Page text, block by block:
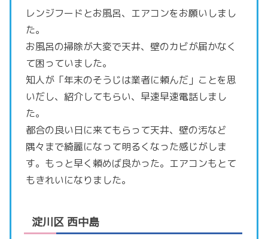
レンジフードとお風呂、エアコンをお願いしまし
た。
お風呂の掃除が大変で天井、壁のカビが届かなく
て困っていました。
知人が「年末のそうじは業者に頼んだ」ことを思
いだし、紹介してもらい、早速早速電話しまし
た。
都合の良い日に来てもらって天井、壁の汚など
隅々まで綺麗になって明るくなった感じがしま
す。もっと早く頼めば良かった。エアコンもとて
もきれいになりました。
淀川区 西中島